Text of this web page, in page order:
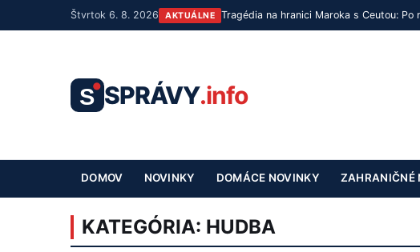
Štvrtok 6. 8. 2026 AKTUÁLNE Tragédia na hranici Maroka s Ceutou:
S SPRÁVY.info
DOMOV NOVINKY DOMÁCE NOVINKY ZAHRANIČNÉ
KATEGÓRIA: HUDBA